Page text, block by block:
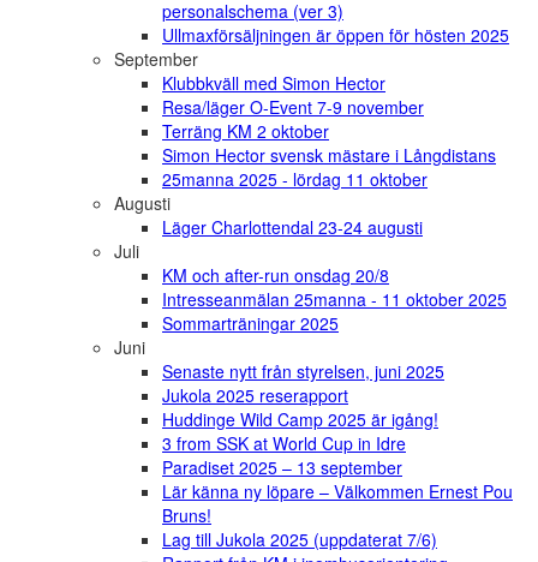
personalschema (ver 3)
Ullmaxförsäljningen är öppen för hösten 2025
September
Klubbkväll med Simon Hector
Resa/läger O-Event 7-9 november
Terräng KM 2 oktober
Simon Hector svensk mästare i Långdistans
25manna 2025 - lördag 11 oktober
Augusti
Läger Charlottendal 23-24 augusti
Juli
KM och after-run onsdag 20/8
Intresseanmälan 25manna - 11 oktober 2025
Sommarträningar 2025
Juni
Senaste nytt från styrelsen, juni 2025
Jukola 2025 reserapport
Huddinge Wild Camp 2025 är igång!
3 from SSK at World Cup in Idre
Paradiset 2025 – 13 september
Lär känna ny löpare – Välkommen Ernest Pou
Bruns!
Lag till Jukola 2025 (uppdaterat 7/6)